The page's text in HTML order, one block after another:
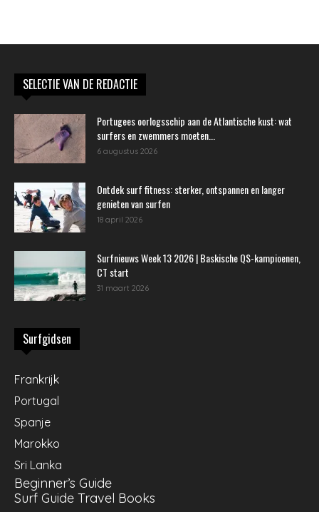
SELECTIE VAN DE REDACTIE
Portugees oorlogsschip aan de Atlantische kust: wat
surfers en zwemmers moeten...
6 augustus 2026
Ontdek surf fitness: sterker, ontspannen en langer
genieten van surfen
18 april 2026
Surfnieuws Week 13 2026 | Baskische QS-kampioenen,
CT start
31 maart 2026
Surfgidsen
Frankrijk
Portugal
Spanje
Marokko
Sri Lanka
Beginner’s Guide
Surf Guide Travel Books